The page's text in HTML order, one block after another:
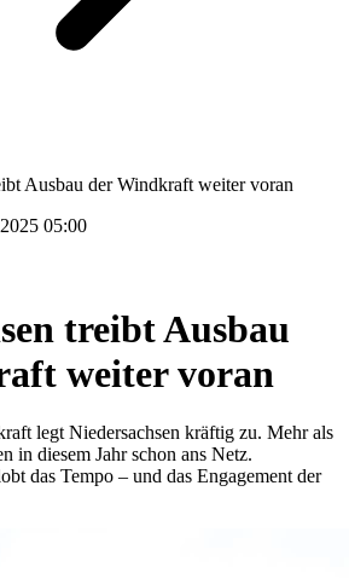
Ausbau der Windkraft weiter voran
05:00
treibt Ausbau
weiter voran
legt Niedersachsen kräftig zu. Mehr als
in diesem Jahr schon ans Netz.
das Tempo – und das Engagement der